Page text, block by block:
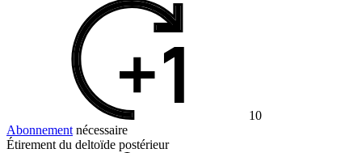
10
Abonnement nécessaire
Étirement du deltoïde postérieur